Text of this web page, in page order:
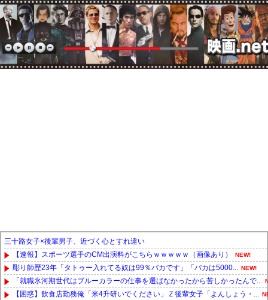
三十路女子×後輩男子、近づく心とすれ違い
【速報】スポーツ選手のCM出演料がこちらｗｗｗｗｗ（画像あり）
NEW!
彫り師歴23年「タトゥー入れてる奴は99％バカです」「バカは5000... NEW!
「就職氷河期世代はブルーカラーの仕事を選ばなかったから苦しかったんで...
【困惑】飲食店勤務俺「米4升研いでください」Ｚ後輩女子「よんしょう・...